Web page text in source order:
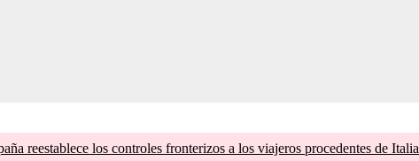
reestablece los controles fronterizos a los viajeros procedentes de Italia